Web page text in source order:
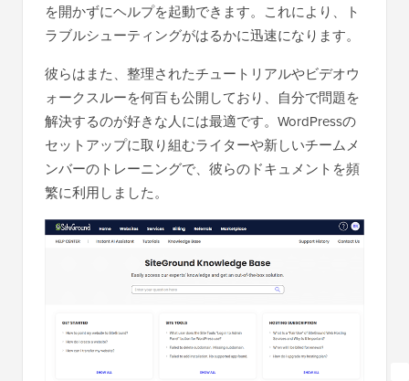
を開かずにヘルプを起動できます。これにより、ト
ラブルシューティングがはるかに迅速になります。
彼らはまた、整理されたチュートリアルやビデオウ
ォークスルーを何百も公開しており、自分で問題を
解決するのが好きな人には最適です。WordPressの
セットアップに取り組むライターや新しいチームメ
ンバーのトレーニングで、彼らのドキュメントを頻
繁に利用しました。